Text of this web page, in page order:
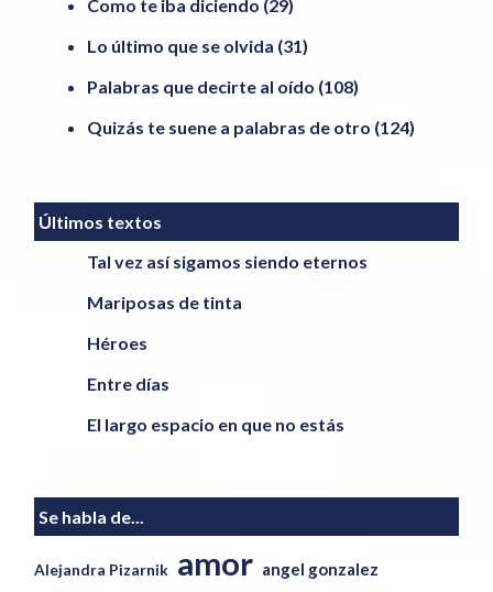
Como te iba diciendo (29)
Lo último que se olvida (31)
Palabras que decirte al oído (108)
Quizás te suene a palabras de otro (124)
Últimos textos
Tal vez así sigamos siendo eternos
Mariposas de tinta
Héroes
Entre días
El largo espacio en que no estás
Se habla de...
Alejandra Pizarnik amor angel gonzalez